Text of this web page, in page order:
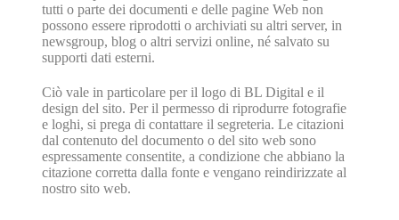
tutti o parte dei documenti e delle pagine Web non
possono essere riprodotti o archiviati su altri server, in
newsgroup, blog o altri servizi online, né salvato su
supporti dati esterni.
Ciò vale in particolare per il logo di BL Digital e il
design del sito. Per il permesso di riprodurre fotografie
e loghi, si prega di contattare il segreteria. Le citazioni
dal contenuto del documento o del sito web sono
espressamente consentite, a condizione che abbiano la
citazione corretta dalla fonte e vengano reindirizzate al
nostro sito web.